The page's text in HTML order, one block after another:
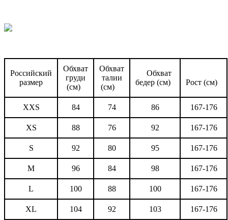
Российский
размер
Обхват
груди
(см)
Обхват
талии
(см)
Обхват
бедер (см)
Рост (см)
XXS 84 74 86 167-176
XS 88 76 92 167-176
S 92 80 95 167-176
M 96 84 98 167-176
L 100 88 100 167-176
XL 104 92 103 167-176